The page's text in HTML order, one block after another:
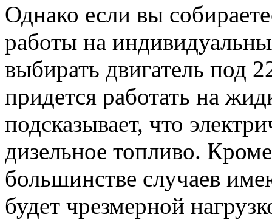
Однако если вы
работы на
выбирать двигатель под
придется работать на
подсказывает, что
дизельное топливо.
большинстве случаев
будет чрезмерной